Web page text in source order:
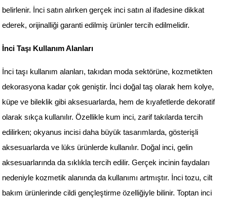
belirlenir. İnci satın alırken gerçek inci satın al ifadesine dikkat
ederek, orijinalliği garanti edilmiş ürünler tercih edilmelidir.
İnci Taşı Kullanım Alanları
İnci taşı kullanım alanları, takıdan moda sektörüne, kozmetikten
dekorasyona kadar çok geniştir. İnci doğal taş olarak hem kolye,
küpe ve bileklik gibi aksesuarlarda, hem de kıyafetlerde dekoratif
olarak sıkça kullanılır. Özellikle kum inci, zarif takılarda tercih
edilirken; okyanus incisi daha büyük tasarımlarda, gösterişli
aksesuarlarda ve lüks ürünlerde kullanılır. Doğal inci, gelin
aksesuarlarında da sıklıkla tercih edilir. Gerçek incinin faydaları
nedeniyle kozmetik alanında da kullanımı artmıştır. İnci tozu, cilt
bakım ürünlerinde cildi gençleştirme özelliğiyle bilinir. Toptan inci